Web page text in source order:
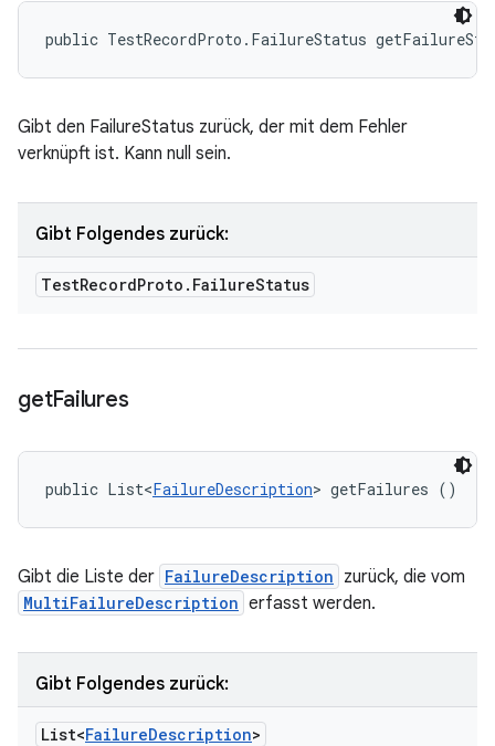
public TestRecordProto.FailureStatus
Gibt den FailureStatus zurück, der mit dem Fehler
verknüpft ist. Kann null sein.
Gibt Folgendes zurück:
TestRecordProto . FailureStatus
getFailures
public List<FailureDescription> getFailures ()
Gibt die Liste der FailureDescription zurück, die vom
MultiFailureDescription erfasst werden.
Gibt Folgendes zurück:
List<FailureDescription>